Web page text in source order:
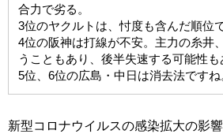
合力で劣る。
3位のヤクルトは、忖度も含んだ順位
4位の阪神は打線が不安。主力の糸井
うこともあり、後半失速する可能性も
5位、6位の広島・中日は消去法ですね
新型コロナウイルスの感染拡大の影